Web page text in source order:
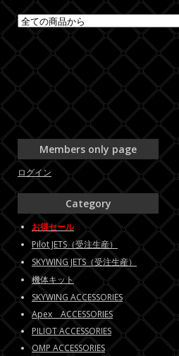
Members only page
ログイン
Category
お得セール
Pilot JETS（受注生産）
SKYWING JETS（受注生産）
機体キット
SKYWING ACCESSORIES
Apex ACCESSORIES
PILIOT ACCESSORIES
OMP ACCESSORIES